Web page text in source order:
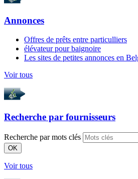
Annonces
Offres de prêts entre particulliers
élévateur pour baignoire
Les sites de petites annonces en
Voir tous
Recherche par fournisseurs
Recherche par mots clés
OK
Voir tous